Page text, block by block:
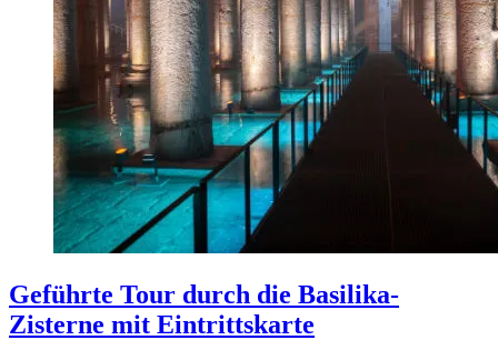
Geführte Tour durch die Basilika-
Zisterne mit Eintrittskarte